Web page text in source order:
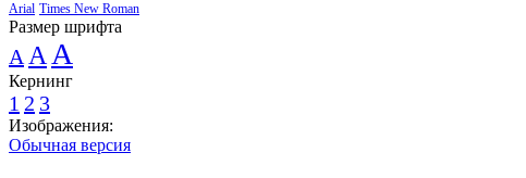
Arial Times New Roman
Размер шрифта
A AA
Кернинг
1 2 3
Изображения:
Обычная версия